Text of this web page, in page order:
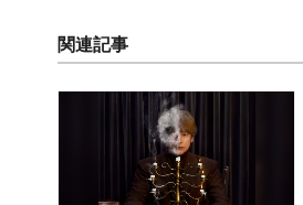
関連記事